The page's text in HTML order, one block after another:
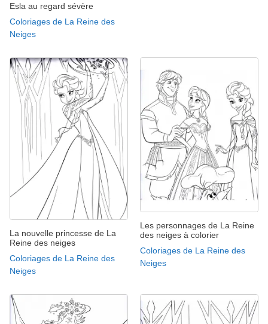
Esla au regard sévère
Coloriages de La Reine des
Neiges
La nouvelle princesse de La
Reine des neiges
Coloriages de La Reine des
Neiges
Les personnages de La Reine
des neiges à colorier
Coloriages de La Reine des
Neiges